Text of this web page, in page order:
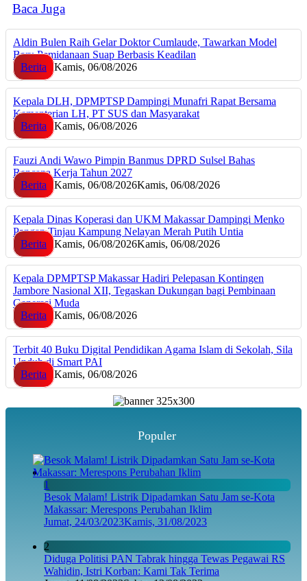
Baca Juga
Aldin Bulen Raih Gelar Doktor Cumlaude, Tawarkan Model
Baru Pemidanaan Suap Berbasis Keadilan
Berita
Kamis, 06/08/2026
Kepala DLH, DPMPTSP Dampingi Munafri Rapat Bersama
Kementerian LH, PT SUS dan Masyarakat
Berita
Kamis, 06/08/2026
Fauzi Andi Wawo Pimpin Banmus DPRD Sulsel Bahas
Rencana Kerja Tahun 2027
Berita
Kamis, 06/08/2026Kamis, 06/08/2026
Kepala Dinas Koperasi dan UKM Makassar Dampingi Menko
Pangan Tinjau Kampung Nelayan Merah Putih Untia
Berita
Kamis, 06/08/2026Kamis, 06/08/2026
Kepala DPMPTSP Makassar Hadiri Pelepasan Kontingen
Jambore Nasional XII, Tegaskan Dukungan bagi Pembinaan
Generasi Muda
Berita
Kamis, 06/08/2026
Terbit 40 Buku Digital Pendidikan Agama Islam di Sekolah, Sila
Unduh di Smart PAI
Berita
Kamis, 06/08/2026
Populer
1
Besok Malam! Listrik Dipadamkan Satu Jam se-Kota
Makassar: Merespons Perubahan Iklim
Jumat, 24/03/2023Kamis, 31/08/2023
2
Diduga Politisi PAN Tabrak hingga Tewas Pegawai RS
Wahidin, Istri Korban: Kami Tak Terima